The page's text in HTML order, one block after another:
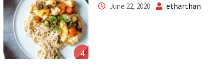
4
June 22, 2020 etharthan